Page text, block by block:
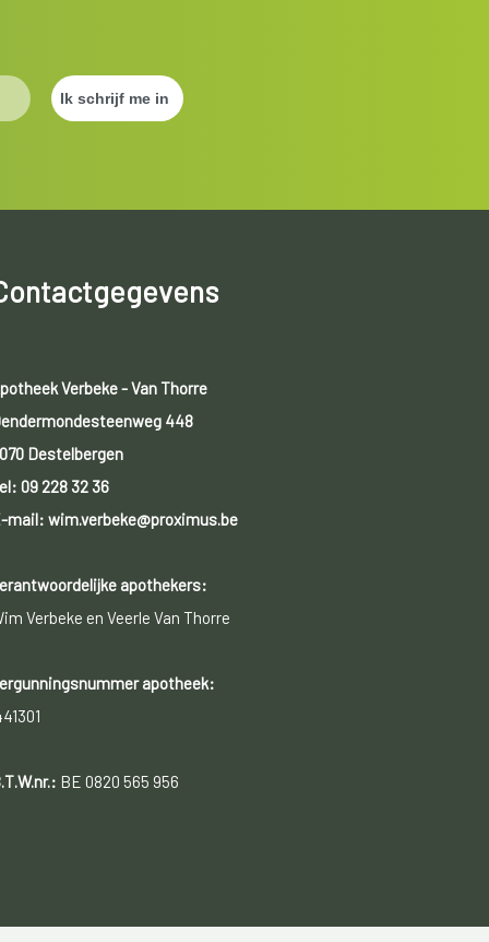
Verbeke - Van Thorre
448
Destelbergen
09 228 32 36
mail: wim.verbeke@proximus.be
apothekers:
Verbeke en Veerle Van Thorre
apotheek:
BE 0820 565 956